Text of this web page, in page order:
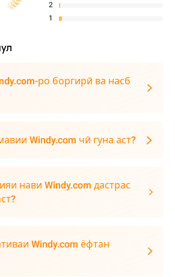
2
1
ро боргирӣ ва насб
Windy.com чӣ гуна аст?
нави Windy.com дастрас
Windy.com ёфтан